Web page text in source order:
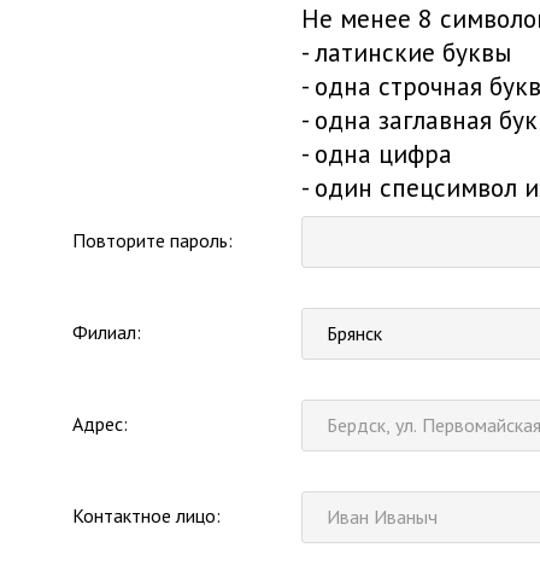
Не менее 8
- латинские буквы
- одна строчная
- одна заглавная
- одна цифра
- один спецсимвол
Повторите пароль:
Филиал: Брянск
Адрес:
Контактное лицо: